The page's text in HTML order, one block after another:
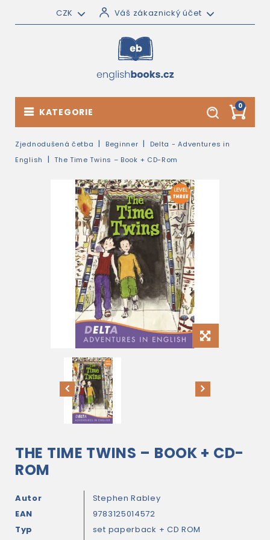
CZK Váš zákaznický účet
0
KATEGORIE
Zjednodušená četba Beginner
Delta - Adventures in
English
The Time Twins – Book + CD-Rom
THE TIME TWINS – BOOK + CD-
ROM
Autor
Stephen Rabley
EAN
9783125014572
Typ
set paperback + CD ROM